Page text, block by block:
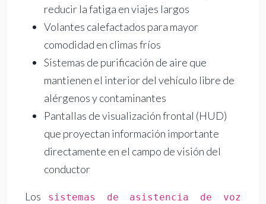
reducir la fatiga en viajes largos
Volantes calefactados para mayor
comodidad en climas fríos
Sistemas de purificación de aire que
mantienen el interior del vehículo libre de
alérgenos y contaminantes
Pantallas de visualización frontal (HUD)
que proyectan información importante
directamente en el campo de visión del
conductor
Los
sistemas de asistencia de voz